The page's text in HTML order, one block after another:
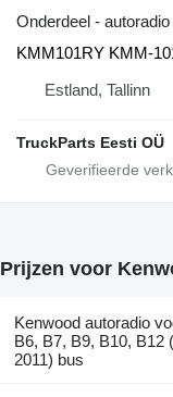
Onderdeel - autoradio
KMM101RY KMM-
Estland, Tallinn
TruckParts Eesti OÜ
Prijzen voor
Kenwood autoradio
B6, B7, B9, B10, B12
2011) bus